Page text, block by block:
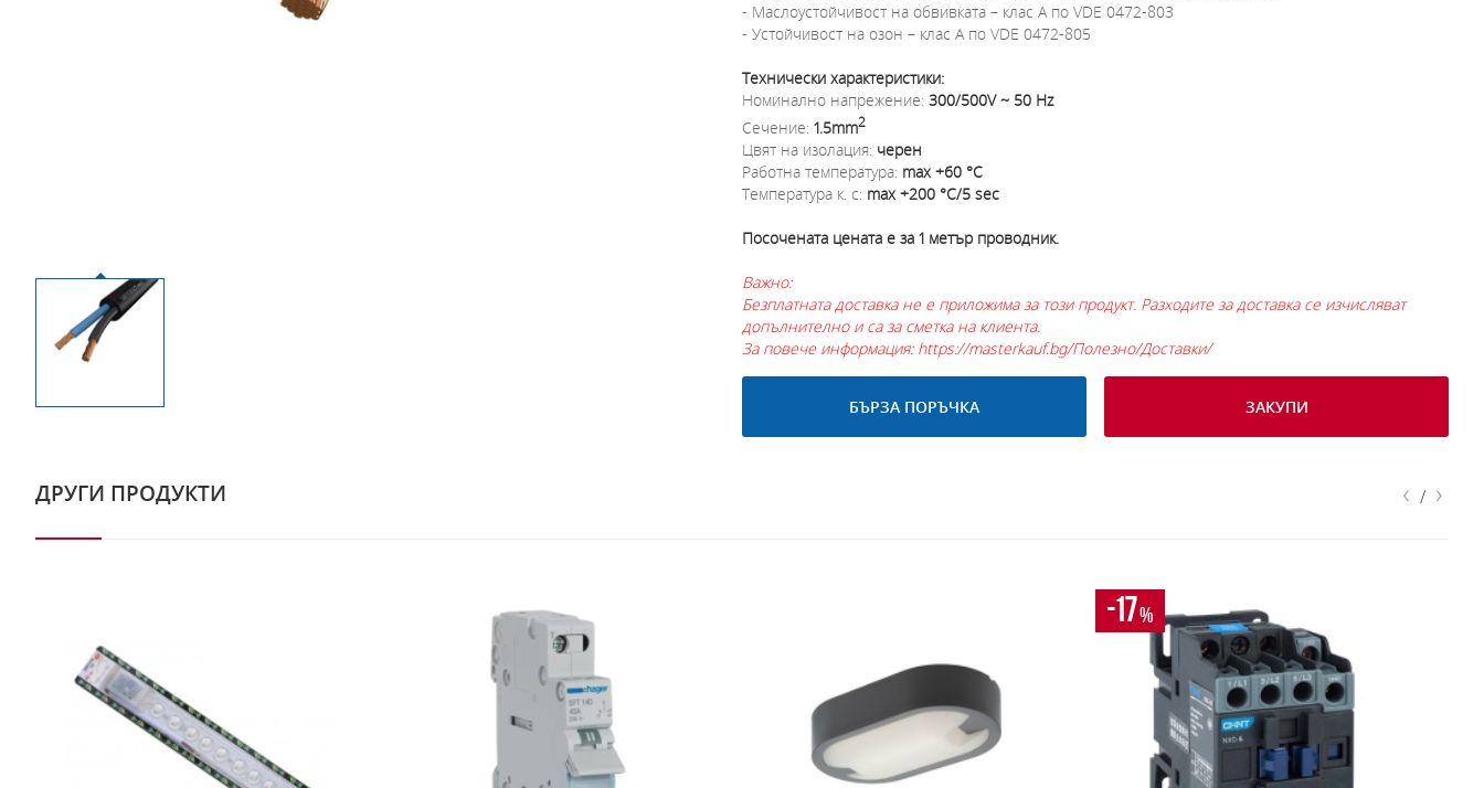
- Маслоустойчивост на обвивката – клас А по VDE 0472-803
- Устойчивост на озон – клас А по VDE 0472-805
Технически характеристики:
Номинално напрежение: 300/500V ~ 50 Hz
Сечение: 1.5mm2
Цвят на изолация: черен
Работна температура: max +60 °С
Температура к. с: max +200 °С/5 sec
Посочената цената е за 1 метър проводник.
Важно:
Безплатната доставка не е приложима за този продукт. Разходите за доставка се изчисляват
допълнително и са за сметка на клиента.
За повече информация: https://masterkauf.bg/Полезно/Доставки/
БЪРЗА ПОРЪЧКА ЗАКУПИ
ДРУГИ ПРОДУКТИ ‹ / ›
-17%